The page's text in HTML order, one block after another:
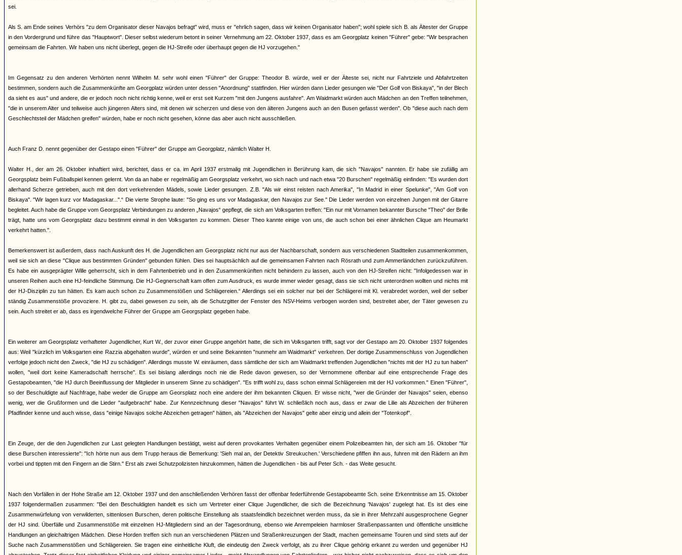
sei.
Als S. am Ende seines Verhörs "zu dem Organisator dieser Navajos befragt" wird, muss er "ehrlich sagen, dass wir keinen Organisator haben"; wohl spiele sich B. als Ältester der Gruppe
in den Vordergrund und führe das "Hauptwort". Dieser selbst wiederum betont in seiner Vernehmung am 22. Oktober 1937, dass es am Georgplatz keinen "Führer" gebe: "Wir besprachen
gemeinsam die Fahrten. Wir haben uns nicht überlegt, gegen die HJ-Streife oder überhaupt gegen die HJ vorzugehen."
Im Gegensatz zu den anderen Verhörten nennt Wilhelm M. sehr wohl einen "Führer" der Gruppe: Theodor B. würde, weil er der Älteste sei, nicht nur Fahrtziele und Abfahrtzeiten
bestimmen, sondern auch die Zusammenkünfte am Georgplatz würden unter dessen "Anordnung" stattfinden. Hier würden dann Lieder gesungen wie "Der Golf von Biskaya", "in der Blech
da sieht es aus" und andere, die er jedoch noch nicht richtig kenne, weil er erst seit Kurzem "mit den Jungens ausfahre". Am Waidmarkt würden auch Mädchen an den Treffen teilnehmen,
"die in unserem Alter und teilweise auch jüngeren Alters sind, mit denen wir scherzen und diese von den älteren Jungens auch an den Busen gefasst werden". Ob "diese auch nach dem
Geschlechtsteil der Mädchen greifen" würden, habe er noch nicht gesehen, könne das aber auch nicht ausschließen.
Auch Franz D. nennt gegenüber der Gestapo einen "Führer" der Gruppe am Georgplatz, nämlich Walter H.
Walter H., der am 26. Oktober inhaftiert wird, berichtet, dass er ca. im April 1937 erstmalig mit Jugendlichen in Berührung kam, die sich "Navajos" nannten. Er habe sie zufällig am
Georgsplatz beim Fußballspiel kennen gelernt. Von da an habe er regelmäßig am Georgsplatz verkehrt, wo sich nach und nach etwa "20 Burschen" regelmäßig einfinden: "Es wurden dort
allerhand Scherze getrieben, auch mit den dort verkehrenden Mädels, sowie Lieder gesungen. Z.B. "Als wir einst reisten nach Amerika", "In Madrid in einer Spelunke", "Am Golf von
Biskaya". "Wir lagen kurz vor Madagaskar...".“ Die vierte Strophe laute: "So ging es uns vor Madagaskar, den Navajos zur See." Die Lieder werden von einzelnen Jungen mit der Gitarre
begleitet. Auch habe die Gruppe vom Georgsplatz Verbindungen zu anderen „Navajos“ gepflegt, die sich am Volksgarten treffen: "Ein nur mit Vornamen bekannter Bursche "Theo" der Brille
trägt, hatte uns vom Georgsplatz dazu bestimmt einmal in den Volksgarten zu kommen. Dieser Theo kannte einige von uns, die auch schon bei einer ähnlichen Clique am Heumarkt
verkehrt hatten.".
Bemerkenswert ist außerdem, dass nach Auskunft des H. die Jugendlichen am Georgsplatz nicht nur aus der Nachbarschaft, sondern aus verschiedenen Stadtteilen zusammenkommen,
weil sie sich an diese "Clique aus bestimmten Gründen" gebunden fühlen. Dies sei hauptsächlich auf die gemeinsamen Fahrten nach Rösrath und zum Ammerländchen zurückzuführen.
Es habe ein ausgeprägter Wille geherrscht, sich in dem Fahrtenbetrieb und in den Zusammenkünften nicht behindern zu lassen, auch von den HJ-Streifen nicht: "Infolgedessen war in
unseren Reihen auch eine HJ-feindliche Stimmung. Die HJ-Gegnerschaft kam offen zum Ausdruck, es wurde immer wieder gesagt, dass sie sich nicht unterordnen wollten und nichts mit
der HJ-Disziplin zu tun hätten. Es kam auch schon zu Zusammenstößen und Schlägereien.“ Allerdings sei ein solcher nur bei der Schlägerei mit Kl. verabredet worden, weil der selber
ständig Zusammenstöße provoziere. H. gibt zu, dabei gewesen zu sein, als die Schutzgitter der Fenster des NSV-Heims verbogen worden sind, bestreitet aber, der Täter gewesen zu
sein. Auch streitet er ab, dass es irgendwelche Führer der Gruppe am Georgsplatz gegeben habe.
Ein weiterer am Georgsplatz verhafteter Jugendlicher, Kurt W., der zuvor einer Gruppe angehört hatte, die sich im Volksgarten trifft, sagt vor der Gestapo am 20. Oktober 1937 folgendes
aus: Weil "kürzlich im Volksgarten eine Razzia abgehalten wurde", würden er und seine Bekannten "nunmehr am Waidmarkt" verkehren. Der dortige Zusammenschluss von Jugendlichen
verfolge jedoch nicht den Zweck, "die HJ zu schädigen". Allerdings musste W. einräumen, dass sämtliche der sich am Waidmarkt treffenden Jugendlichen "nichts mit der HJ zu tun haben"
wollen, "weil dort keine Kameradschaft herrsche". Es sei bislang allerdings noch nie die Rede davon gewesen, so der Vernommene offenbar auf eine entsprechende Frage des
Gestapobeamten, "die HJ durch Beeinflussung der Mitglieder in unserem Sinne zu schädigen". "Es trifft wohl zu, dass schon einmal Schlägereien mit der HJ vorkommen." Einen "Führer",
so der Beschuldigte auf Nachfrage, habe weder die Gruppe am Georsplatz noch eine andere der ihm bekannten Cliquen. Er wisse nicht, "wer die Gründer der Navajos" seien, ebenso
wenig, wer die Grußformen und die Lieder "aufgebracht" habe. Zur Kennzeichnung dieser "Navajos" führt W. schließlich noch aus, dass er zwar die Lilie als Abzeichen der früheren
Pfadfinder kenne und auch wisse, dass "einige Navajos solche Abzeichen getragen" hätten, als "Abzeichen der Navajos" gelte aber einzig und allein der "Totenkopf".
Ein Zeuge, der die den Jugendlichen zur Last gelegten Handlungen bestätigt, weist auf deren provokantes Verhalten gegenüber einem Polizeibeamten hin, der sich am 16. Oktober "für
diese Burschen interessierte": "Ich hörte nun aus dem Trupp heraus die Bemerkung: 'Sieh mal an, der Detektiv Streukuchen.' Verschiedene pfiffen ihn aus, fuhren mit den Rädern an ihm
vorbei und tippten mit den Fingern an die Stirn." Erst als zwei Schutzpolizisten hinzukommen, hätten die Jugendlichen - bis auf Peter Sch. - das Weite gesucht.
Nach den Vorfällen in der Hohe Straße am 12. Oktober 1937 und den anschließenden Verhören fasst der offenbar federführende Gestapobeamte Sch. seine Erkenntnisse am 15. Oktober
1937 folgendermaßen zusammen: "Bei den Beschuldigten handelt es sich um Vertreter einer Clique Jugendlicher, die sich die Bezeichnung 'Navajos' zugelegt hat. Es ist dies eine
Zusammenwürfelung von verwilderten, sittenlosen Burschen, deren politische Einstellung als staatsfeindlich bezeichnet werden muss, da sie in ihrer Mehrzahl ausgesprochene Gegner
der HJ sind. Überfälle und Zusammenstöße mit einzelnen HJ-Mitgliedern sind an der Tagesordnung, ebenso wie Anrempeleien harmloser Straßenpassanten und öffentliche unsittliche
Handlungen an gleichaltrigen Mädchen. Diese Horden treffen sich nun an verschiedenen Plätzen und Straßenkreuzungen der Stadt, machen gemeinsame Touren und sind stets auf der
Suche nach Zusammenstößen und Schlägereien. Sie tragen eine einheitliche Kluft, die eindeutig den Zweck verfolgt, als zu ihrer Clique gehörig erkannt zu werden und gegenüber HJ